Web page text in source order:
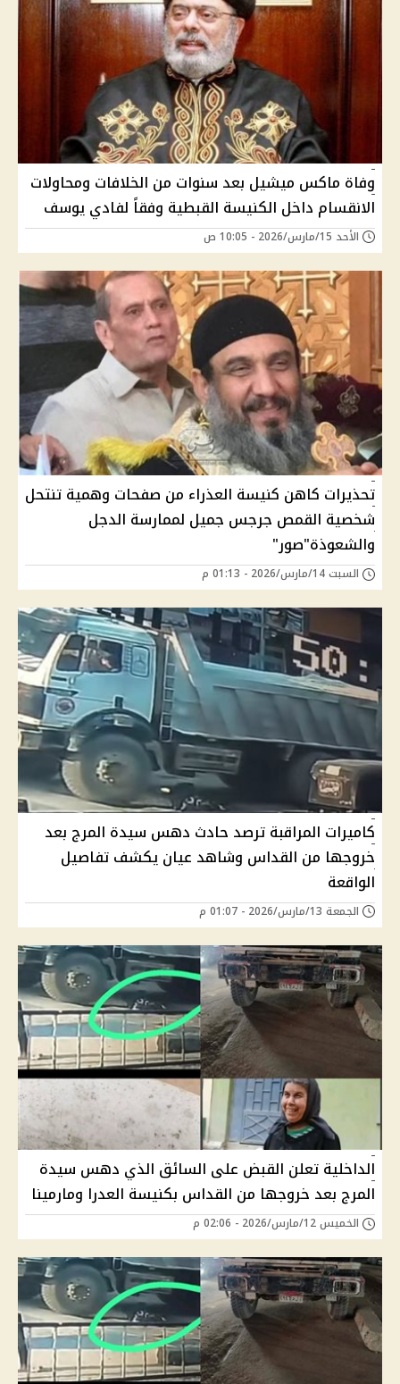
وفاة ماكس ميشيل بعد سنوات من الخلافات ومحاولات
الانقسام داخل الكنيسة القبطية وفقاً لفادي يوسف
الأحد 15/مارس/2026 - 10:05 ص
تحذيرات كاهن كنيسة العذراء من صفحات وهمية تنتحل
شخصية القمص جرجس جميل لممارسة الدجل
والشعوذة"صور"
السبت 14/مارس/2026 - 01:13 م
كاميرات المراقبة ترصد حادث دهس سيدة المرج بعد
خروجها من القداس وشاهد عيان يكشف تفاصيل
الواقعة
الجمعة 13/مارس/2026 - 01:07 م
الداخلية تعلن القبض على السائق الذي دهس سيدة
المرج بعد خروجها من القداس بكنيسة العدرا ومارمينا
الخميس 12/مارس/2026 - 02:06 م